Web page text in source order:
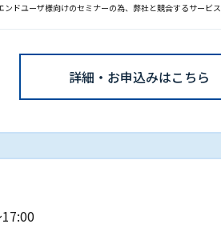
ドユーザ様向けのセミナーの為、弊社と競合するサービ
詳細・お申込みはこちら